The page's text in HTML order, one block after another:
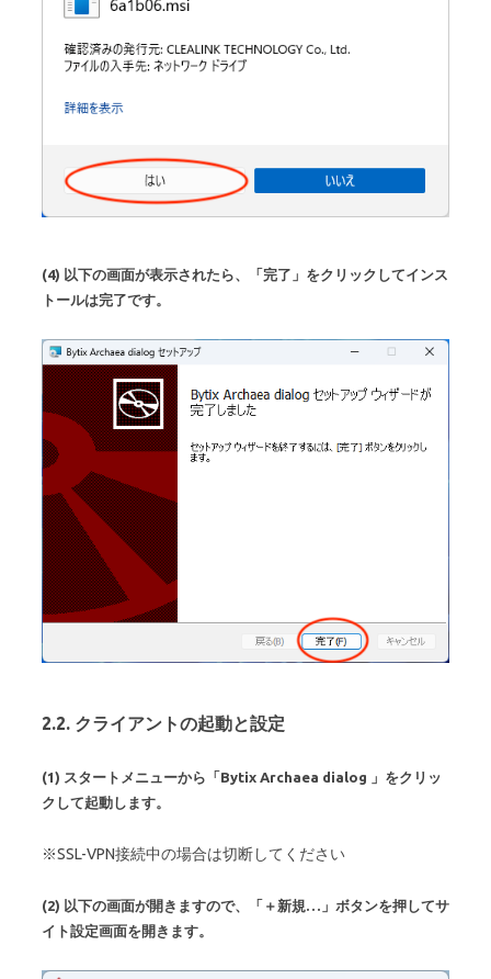
(4) 以下の画面が表示されたら、「完了」をクリックしてインス
トールは完了です。
2.2. クライアントの起動と設定
(1) スタートメニューから「Bytix Archaea dialog 」をクリッ
クして起動します。
※SSL-VPN接続中の場合は切断してください
(2) 以下の画面が開きますので、「＋新規…」ボタンを押してサ
イト設定画面を開きます。